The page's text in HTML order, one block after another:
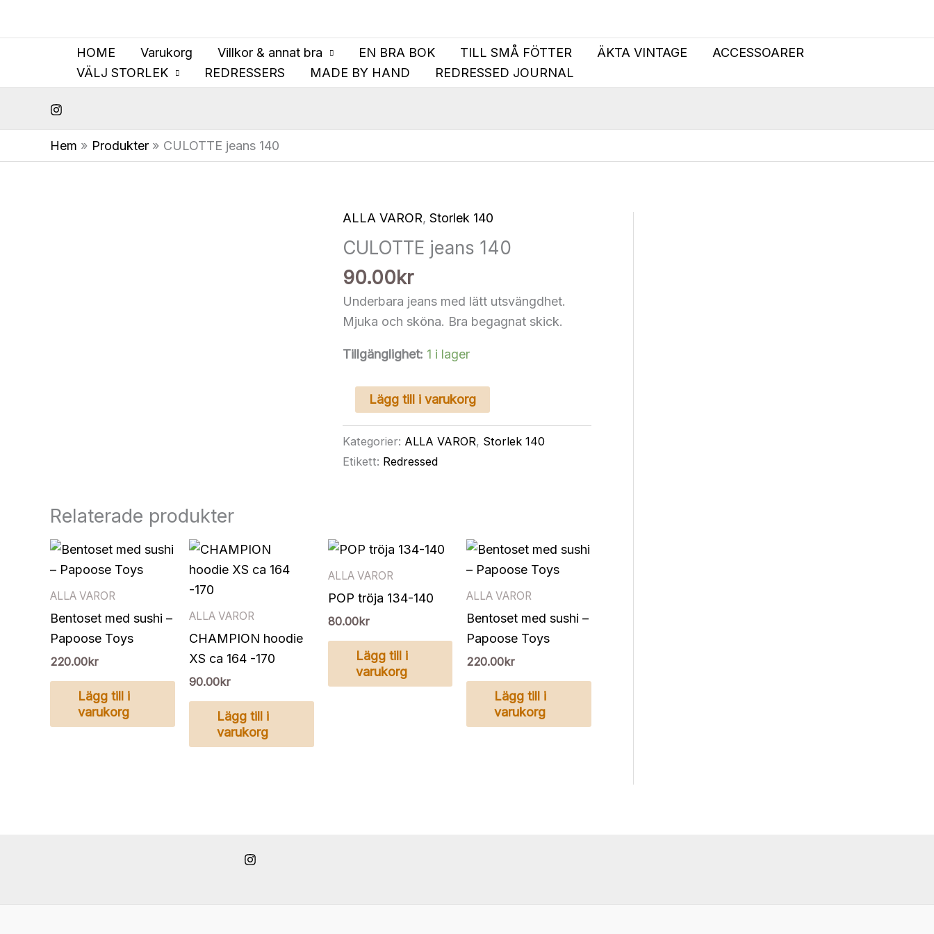
HOME Varukorg Villkor & annat bra EN BRA BOK TILL SMÅ FÖTTER ÄKTA VINTAGE
ACCESSOARER
VÄLJ STORLEK
REDRESSERS MADE BY HAND REDRESSED JOURNAL
Hem Produkter CULOTTE jeans 140
ALLA VAROR, Storlek 140
CULOTTE jeans 140
90.00kr
Underbara jeans med lätt utsvängdhet.
Mjuka och sköna. Bra begagnat skick.
Tillgänglighet: 1 i lager
CULOTTE
jeans
140
mängd
Lägg till i varukorg
Kategorier: ALLA VAROR, Storlek 140
Etikett: Redressed
Relaterade produkter
ALLA VAROR
Bentoset med sushi –
Papoose Toys
220.00kr
Lägg till i
varukorg
ALLA VAROR
CHAMPION hoodie
XS ca 164 -170
90.00kr
Lägg till i
varukorg
ALLA VAROR
POP tröja 134-140
80.00kr
Lägg till i
varukorg
ALLA VAROR
Bentoset med sushi –
Papoose Toys
220.00kr
Lägg till i
varukorg
mängd